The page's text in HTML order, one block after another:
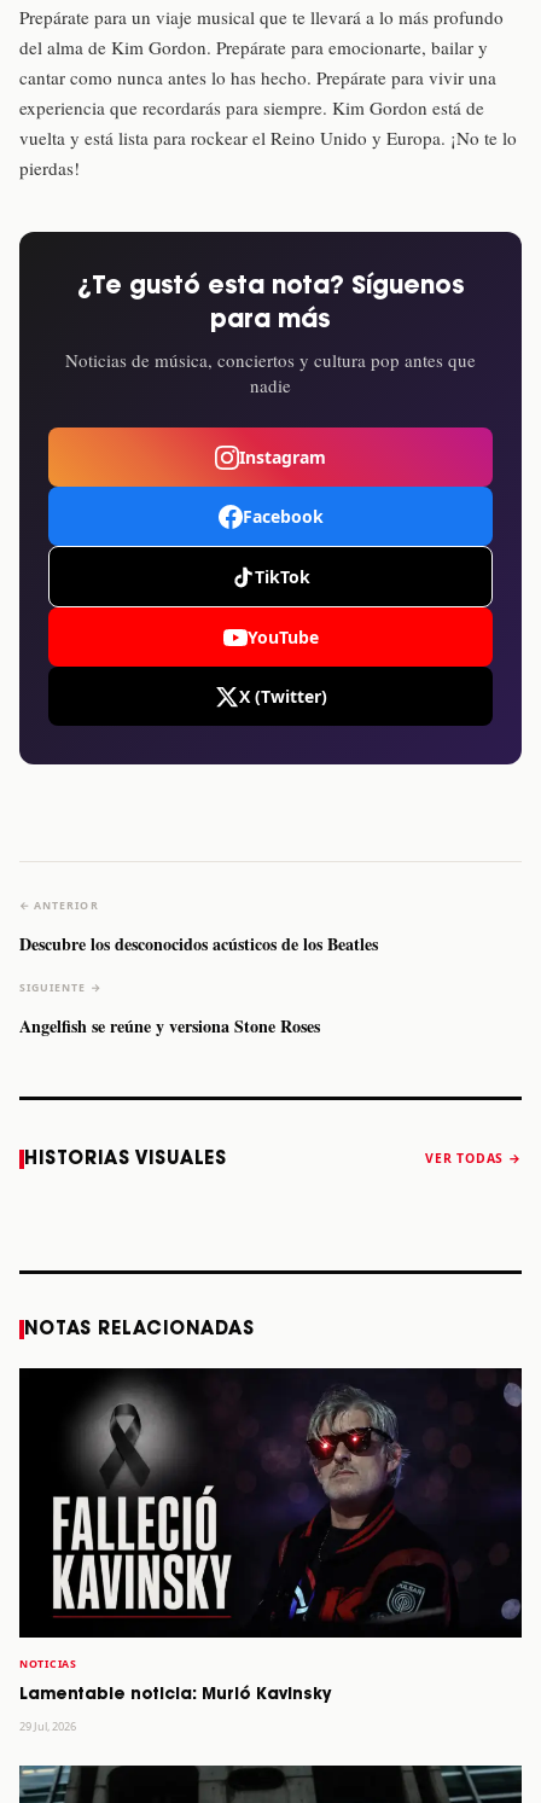
Prepárate para un viaje musical que te llevará a lo más profundo
del alma de Kim Gordon. Prepárate para emocionarte, bailar y
cantar como nunca antes lo has hecho. Prepárate para vivir una
experiencia que recordarás para siempre. Kim Gordon está de
vuelta y está lista para rockear el Reino Unido y Europa. ¡No te lo
pierdas!
¿Te gustó esta nota? Síguenos
para más
Noticias de música, conciertos y cultura pop antes que
nadie
Instagram
Facebook
TikTok
YouTube
X (Twitter)
← ANTERIOR
Descubre los desconocidos acústicos de los Beatles
SIGUIENTE →
Angelfish se reúne y versiona Stone Roses
HISTORIAS VISUALES VER TODAS →
a Monterrey el
Staiti, guitarrista
anuncia “Reality
NOTAS RELACIONADAS
NOTICIAS
Lamentable noticia: Murió Kavinsky
29 Jul, 2026